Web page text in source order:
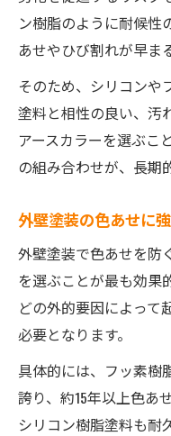
ン樹脂のように耐候性
あせやひび割れが早ま
そのため、シリコンや
塗料と相性の良い、汚
アースカラーを選ぶこ
の組み合わせが、長期
外壁塗装の色あせに
外壁塗装で色あせを防
を選ぶことが最も効果
どの外的要因によって
必要となります。
具体的には、フッ素樹
誇り、約15年以上色あ
シリコン樹脂塗料も耐